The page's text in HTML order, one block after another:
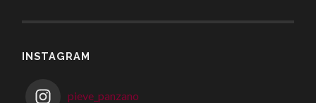
INSTAGRAM
pieve_panzano